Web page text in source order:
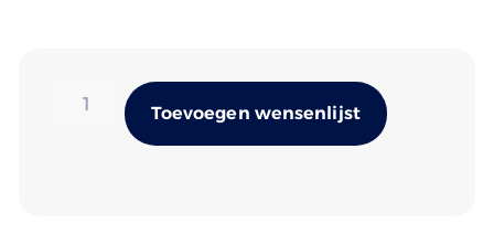
Toevoegen wensenlijst